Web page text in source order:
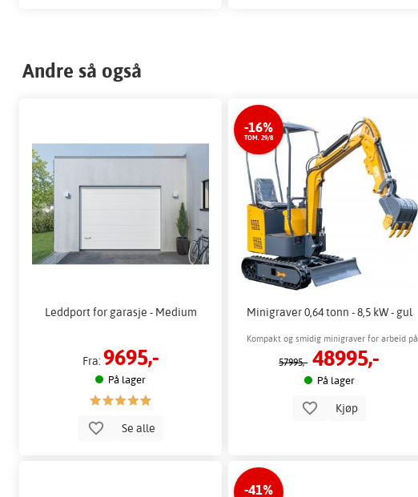
Andre så også
Leddport for garasje - Medium
Fra: 9695,-
På lager
Se alle
-16%
TOM. 29/8
Minigraver 0,64 tonn - 8,5 kW - gul
Kompakt og smidig minigraver for arbeid på
trange steder
57995,- 48995,-
På lager
Kjøp
-41%